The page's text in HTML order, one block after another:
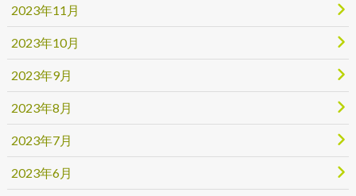
2023年11月
2023年10月
2023年9月
2023年8月
2023年7月
2023年6月